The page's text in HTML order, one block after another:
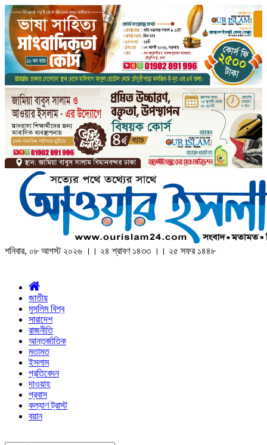
শনিবার, ০৮ আগস্ট ২০২৬ ।। ২৪ শ্রাবণ ১৪৩৩ ।। ২৫ সফর ১৪৪৮
জাতীয়
মুসলিম বিশ্ব
সারাদেশ
রাজনীতি
আন্তর্জাতিক
মতামত
ইসলাম
প্রতিবেদন
দাওয়াহ
প্রবাস
কল্যাণ ট্রাস্ট
বয়ান